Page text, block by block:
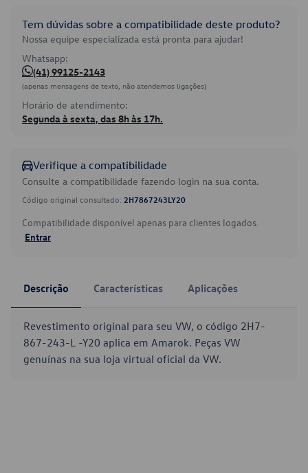
Tem dúvidas sobre a compatibilidade deste produto?
Nossa equipe especializada está pronta para ajudar!
Whatsapp:
(41) 99125-2143
(apenas mensagens de texto, não atendemos ligações)
Horário de atendimento:
Segunda à sexta, das 8h às 17h.
Verifique a compatibilidade
Consulte a compatibilidade fazendo login na sua conta.
Código original consultado: 2H7867243LY20
Compatibilidade disponível apenas para clientes logados.
Entrar
Descrição Características Aplicações
Revestimento original para seu VW, o código 2H7-
867-243-L -Y20 aplica em Amarok. Peças VW
genuínas na sua loja virtual oficial da VW.